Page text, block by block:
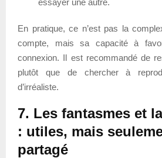
En pratique, ce n’est pas la
compte, mais sa capacité à
connexion. Il est recommandé de
plutôt que de chercher à
d’irréaliste.
7. Les fantasmes et
: utiles, mais
partagé